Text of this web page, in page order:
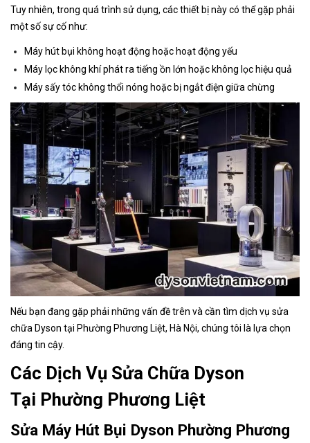
Tuy nhiên, trong quá trình sử dụng, các thiết bị này có thể gặp phải
một số sự cố như:
Máy hút bụi không hoạt động hoặc hoạt động yếu
Máy lọc không khí phát ra tiếng ồn lớn hoặc không lọc hiệu quả
Máy sấy tóc không thổi nóng hoặc bị ngắt điện giữa chừng
Nếu bạn đang gặp phải những vấn đề trên và cần tìm dịch vụ sửa
chữa Dyson tại Phường Phương Liệt, Hà Nội, chúng tôi là lựa chọn
đáng tin cậy.
Các Dịch Vụ Sửa Chữa Dyson
Tại Phường Phương Liệt
Sửa Máy Hút Bụi Dyson Phường Phương